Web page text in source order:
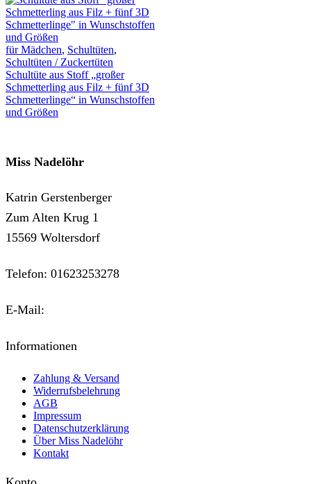
für Mädchen, Schultüten,
Schultüten / Zuckertüten
Schultüte aus Stoff „großer
Schmetterling aus Filz + fünf 3D
Schmetterlinge“ in Wunschstoffen
und Größen
Miss Nadelöhr
Katrin Gerstenberger
Zum Alten Krug 1
15569 Woltersdorf
Telefon: 01623253278
E-Mail:
Informationen
Zahlung & Versand
Widerrufsbelehrung
AGB
Impressum
Datenschutzerklärung
Über Miss Nadelöhr
Kontakt